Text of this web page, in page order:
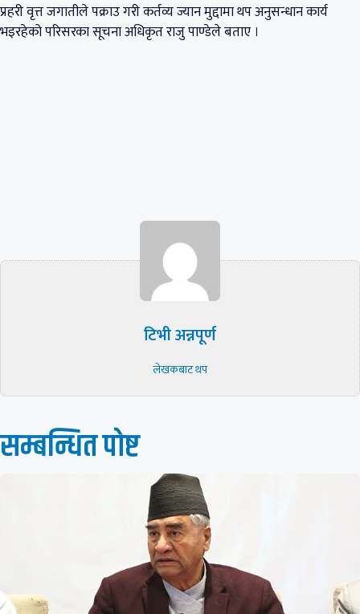
प्रहरी वृत्त जगातीले पक्राउ गरी कर्तव्य ज्यान मुद्दामा थप अनुसन्धान कार्य
भइरहेको परिसरका सूचना अधिकृत राजु पाण्डेले बताए ।
टिभी अन्नपूर्ण
लेखकबाट थप
सम्बन्धित पाेष्ट